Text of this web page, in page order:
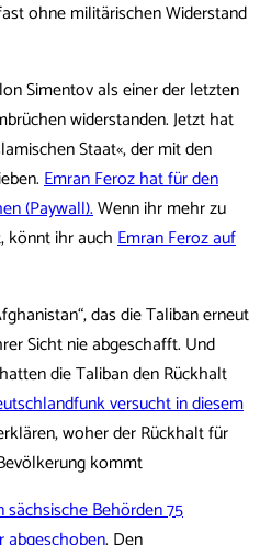
ohne militärischen Widerstand
Simentov als einer der letzten
widerstanden. Jetzt hat
Staat«, der mit den
Emran Feroz hat für den
(Paywall).Wenn ihr mehr zu
könnt ihr auchEmran Feroz auf
das die Taliban erneut
Sicht nie abgeschafft. Und
die Taliban den Rückhalt
versucht in diesem
woher der Rückhalt für
kommt
sächsische Behörden 75